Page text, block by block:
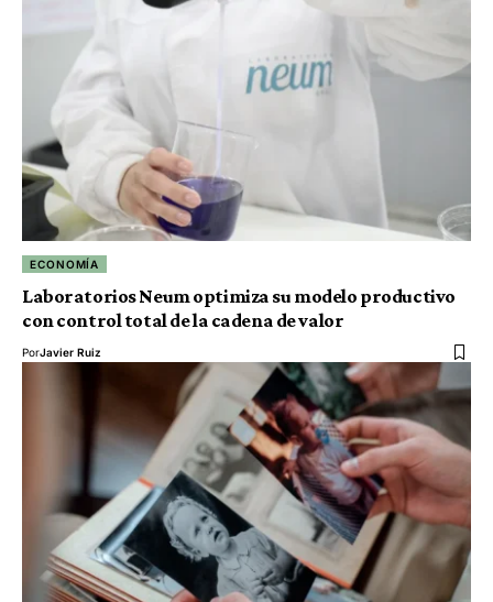
ECONOMÍA
Laboratorios Neum optimiza su modelo productivo
con control total de la cadena de valor
PorJavier Ruiz